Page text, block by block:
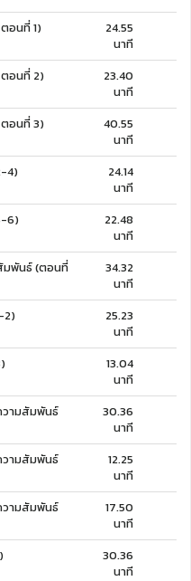
อนที่ 1)
24.55
นาที
อนที่ 2)
23.40
นาที
อนที่ 3)
40.55
นาที
4)
24.14
นาที
6)
22.48
นาที
มพันธ์ (ตอนที่
34.32
นาที
2)
25.23
นาที
13.04
นาที
ามสัมพันธ์
30.36
นาที
ามสัมพันธ์
12.25
นาที
ามสัมพันธ์
17.50
นาที
30.36
นาที